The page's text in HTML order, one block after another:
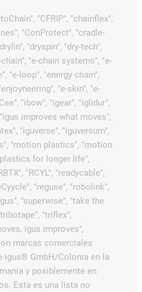
"CFRIP", "chainflex",
"ConProtect", "cradle-
"dryspin", "dry-tech",
"e-chain systems", "e-
"e-loop", "energy chain",
"e-skin", "e-
"ibow", "igear", "iglidur",
improves what moves",
"iguverse", "iguversum",
"motion plastics", "motion
for longer life",
"RCYL", "readycable",
"reguse", "robolink",
"superwise", "take the
"triflex",
igus improves",
marcas comerciales
igus® GmbH/Colonia en la
y posiblemente en
Esta es una lista no